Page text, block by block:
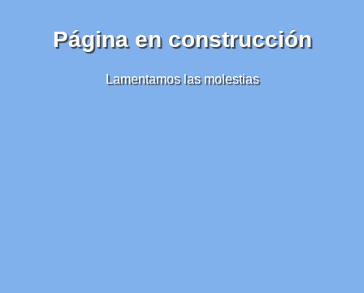
Página en construcción
Lamentamos las molestias